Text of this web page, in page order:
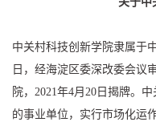
中关村科技创新学院隶属于
日，经海淀区委深改委会议
院，2021年4月20日揭牌。
的事业单位，实行市场化运